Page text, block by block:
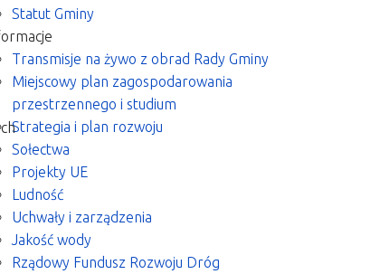
Statut Gminy
Transmisje na żywo z obrad Rady Gminy
Miejscowy plan zagospodarowania
przestrzennego i studium
Strategia i plan rozwoju
Sołectwa
Projekty UE
Ludność
Uchwały i zarządzenia
Jakość wody
Rządowy Fundusz Rozwoju Dróg